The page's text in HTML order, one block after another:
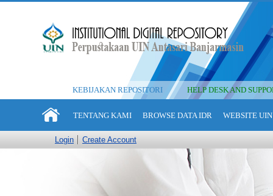
KEBIJAKAN REPOSITORI HELP DESK AND
TENTANG KAMI BROWSE DATA IDR WEBSITE
Login Create Account